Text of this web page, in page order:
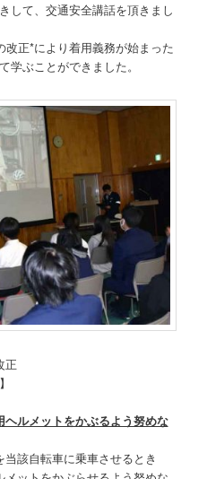
して、交通安全講話を頂きまし
正*により着用義務が始まった
学ぶことができました。
正
ルメットをかぶるよう努めな
該自転車に乗車させるとき